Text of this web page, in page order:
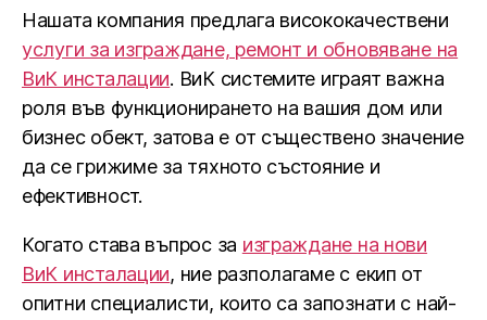
Нашата компания предлага висококачествени
услуги за изграждане, ремонт и обновяване на
ВиК инсталации. ВиК системите играят важна
роля във функционирането на вашия дом или
бизнес обект, затова е от съществено значение
да се грижиме за тяхното състояние и
ефективност.
Когато става въпрос за изграждане на нови
ВиК инсталации, ние разполагаме с екип от
опитни специалисти, които са запознати с най-